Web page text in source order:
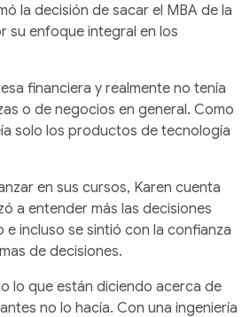
la decisión de sacar el MBA de la
su enfoque integral en los
financiera y realmente no tenía
o de negocios en general. Como
solo los productos de tecnología
en sus cursos, Karen cuenta
a entender más las decisiones
e incluso se sintió con la confianza
de decisiones.
lo que están diciendo acerca de
no lo hacía. Con una ingeniería